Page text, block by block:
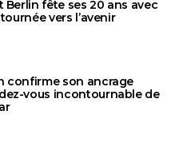
Berlin fête ses 20 ans avec
vers l’avenir
confirme son ancrage
vous incontournable de